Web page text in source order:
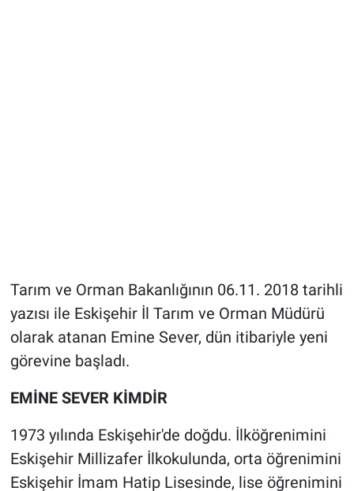
Tarım ve Orman Bakanlığının 06.11. 2018 tarihli
yazısı ile Eskişehir İl Tarım ve Orman Müdürü
olarak atanan Emine Sever, dün itibariyle yeni
görevine başladı.
EMİNE SEVER KİMDİR
1973 yılında Eskişehir'de doğdu. İlköğrenimini
Eskişehir Millizafer İlkokulunda, orta öğrenimini
Eskişehir İmam Hatip Lisesinde, lise öğrenimini